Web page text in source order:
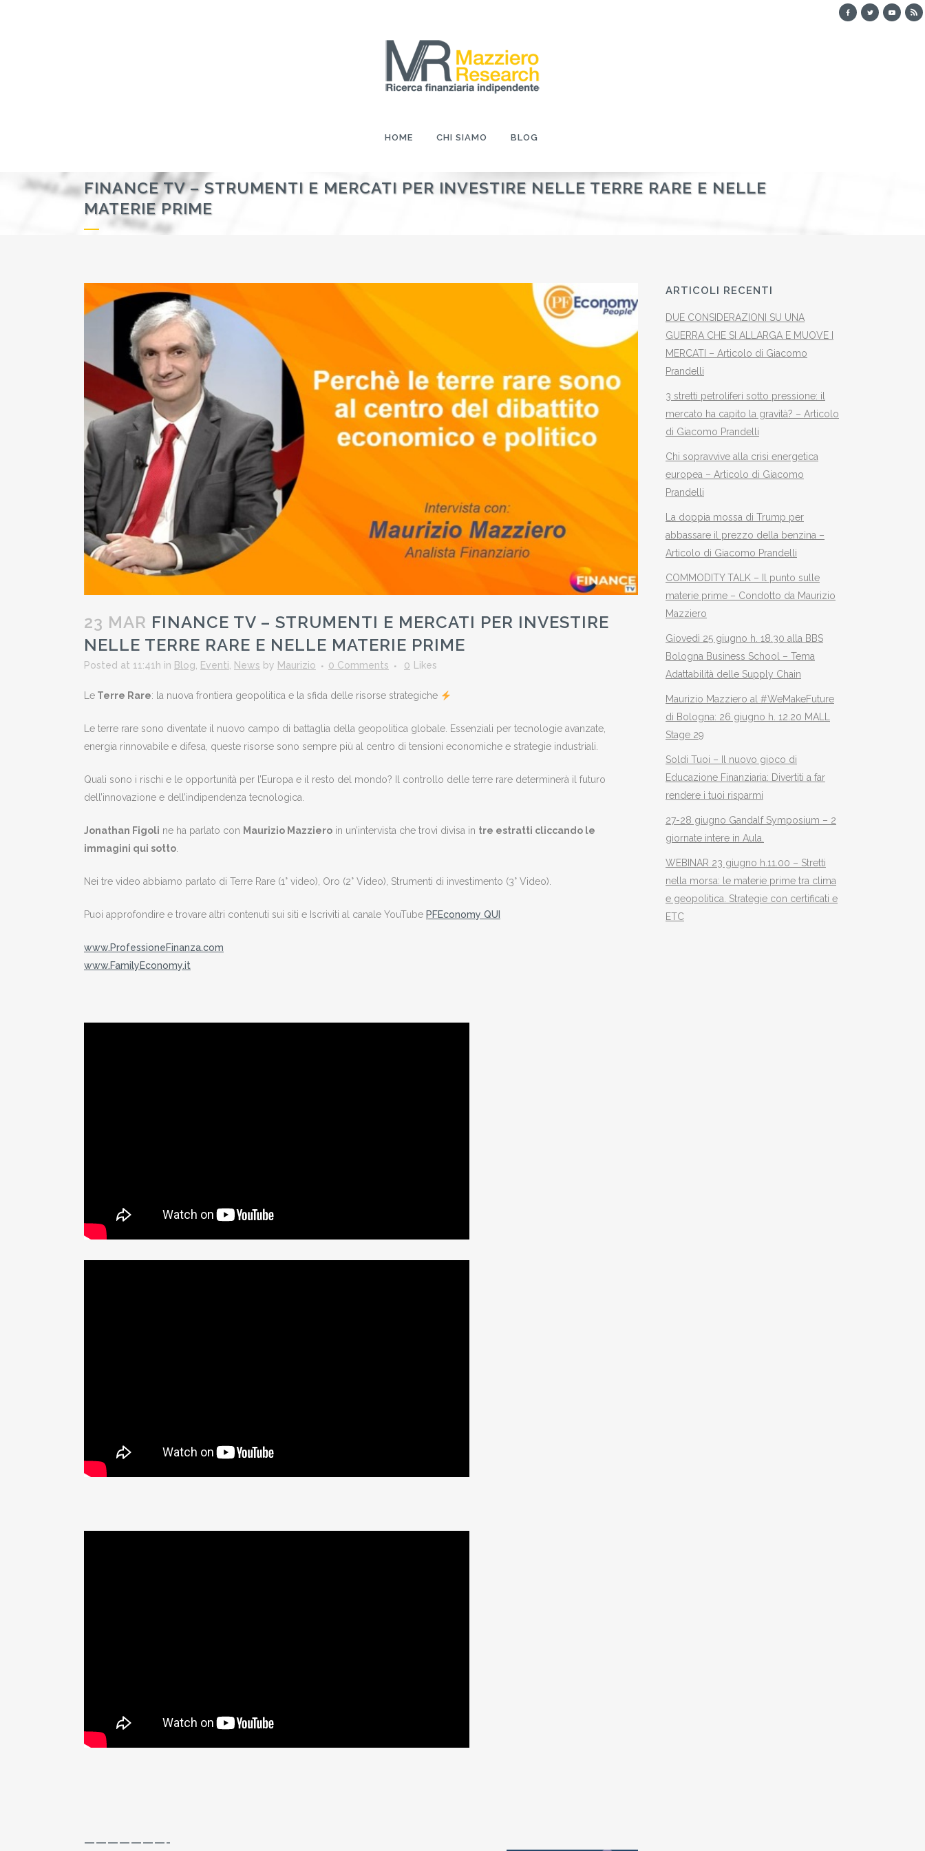
HOME CHI SIAMO BLOG
FINANCE TV – STRUMENTI E MERCATI PER INVESTIRE NELLE TERRE RARE E NELLE
MATERIE PRIME
23 MAR FINANCE TV – STRUMENTI E MERCATI PER INVESTIRE
NELLE TERRE RARE E NELLE MATERIE PRIME
Posted at 11:41h in Blog, Eventi, News by Maurizio 0 Comments 0 Likes
Le Terre Rare: la nuova frontiera geopolitica e la sfida delle risorse strategiche
Le terre rare sono diventate il nuovo campo di battaglia della geopolitica globale. Essenziali per tecnologie avanzate,
energia rinnovabile e difesa, queste risorse sono sempre più al centro di tensioni economiche e strategie industriali.
Quali sono i rischi e le opportunità per l’Europa e il resto del mondo? Il controllo delle terre rare determinerà il futuro
dell’innovazione e dell’indipendenza tecnologica.
Jonathan Figoli ne ha parlato con Maurizio Mazziero in un’intervista che trovi divisa in tre estratti cliccando le
immagini qui sotto.
Nei tre video abbiamo parlato di Terre Rare (1° video), Oro (2° Video), Strumenti di investimento (3° Video).
️Puoi approfondire e trovare altri contenuti sui siti e Iscriviti al canale YouTube PFEconomy QUI
www.ProfessioneFinanza.com
www.FamilyEconomy.it
———————-
ARTICOLI RECENTI
DUE CONSIDERAZIONI SU UNA
GUERRA CHE SI ALLARGA E MUOVE I
MERCATI – Articolo di Giacomo
Prandelli
3 stretti petroliferi sotto pressione: il
mercato ha capito la gravità? – Articolo
di Giacomo Prandelli
Chi sopravvive alla crisi energetica
europea – Articolo di Giacomo
Prandelli
La doppia mossa di Trump per
abbassare il prezzo della benzina –
Articolo di Giacomo Prandelli
COMMODITY TALK – Il punto sulle
materie prime – Condotto da Maurizio
Mazziero
Giovedì 25 giugno h. 18.30 alla BBS
Bologna Business School – Tema
Adattabilità delle Supply Chain
Maurizio Mazziero al #WeMakeFuture
di Bologna: 26 giugno h. 12.20 MALL
Stage 29
Soldi Tuoi – Il nuovo gioco di
Educazione Finanziaria: Divertiti a far
rendere i tuoi risparmi
27-28 giugno Gandalf Symposium – 2
giornate intere in Aula.
WEBINAR 23 giugno h.11.00 – Stretti
nella morsa: le materie prime tra clima
e geopolitica. Strategie con certificati e
ETC